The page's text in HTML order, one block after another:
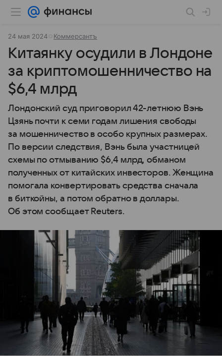
24 мая 2024 Коммерсантъ
Китаянку осудили в Лондоне
за криптомошенничество на
$6,4 млрд
Лондонский суд приговорил 42-летнюю Вэнь
Цзянь почти к семи годам лишения свободы
за мошенничество в особо крупных размерах.
По версии следствия, Вэнь была участницей
схемы по отмыванию $6,4 млрд, обманом
полученных от китайских инвесторов. Женщина
помогала конвертировать средства сначала
в биткойны, а потом обратно в доллары.
Об этом сообщает Reuters.